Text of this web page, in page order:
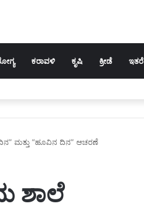
ಕರಾವಳಿ ಕೃಷಿ ಕ್ರೀಡೆ ಇತರೆ
ಮತ್ತು “ಹೂವಿನ ದಿನ” ಆಚರಣೆ
ಶಾಲೆ